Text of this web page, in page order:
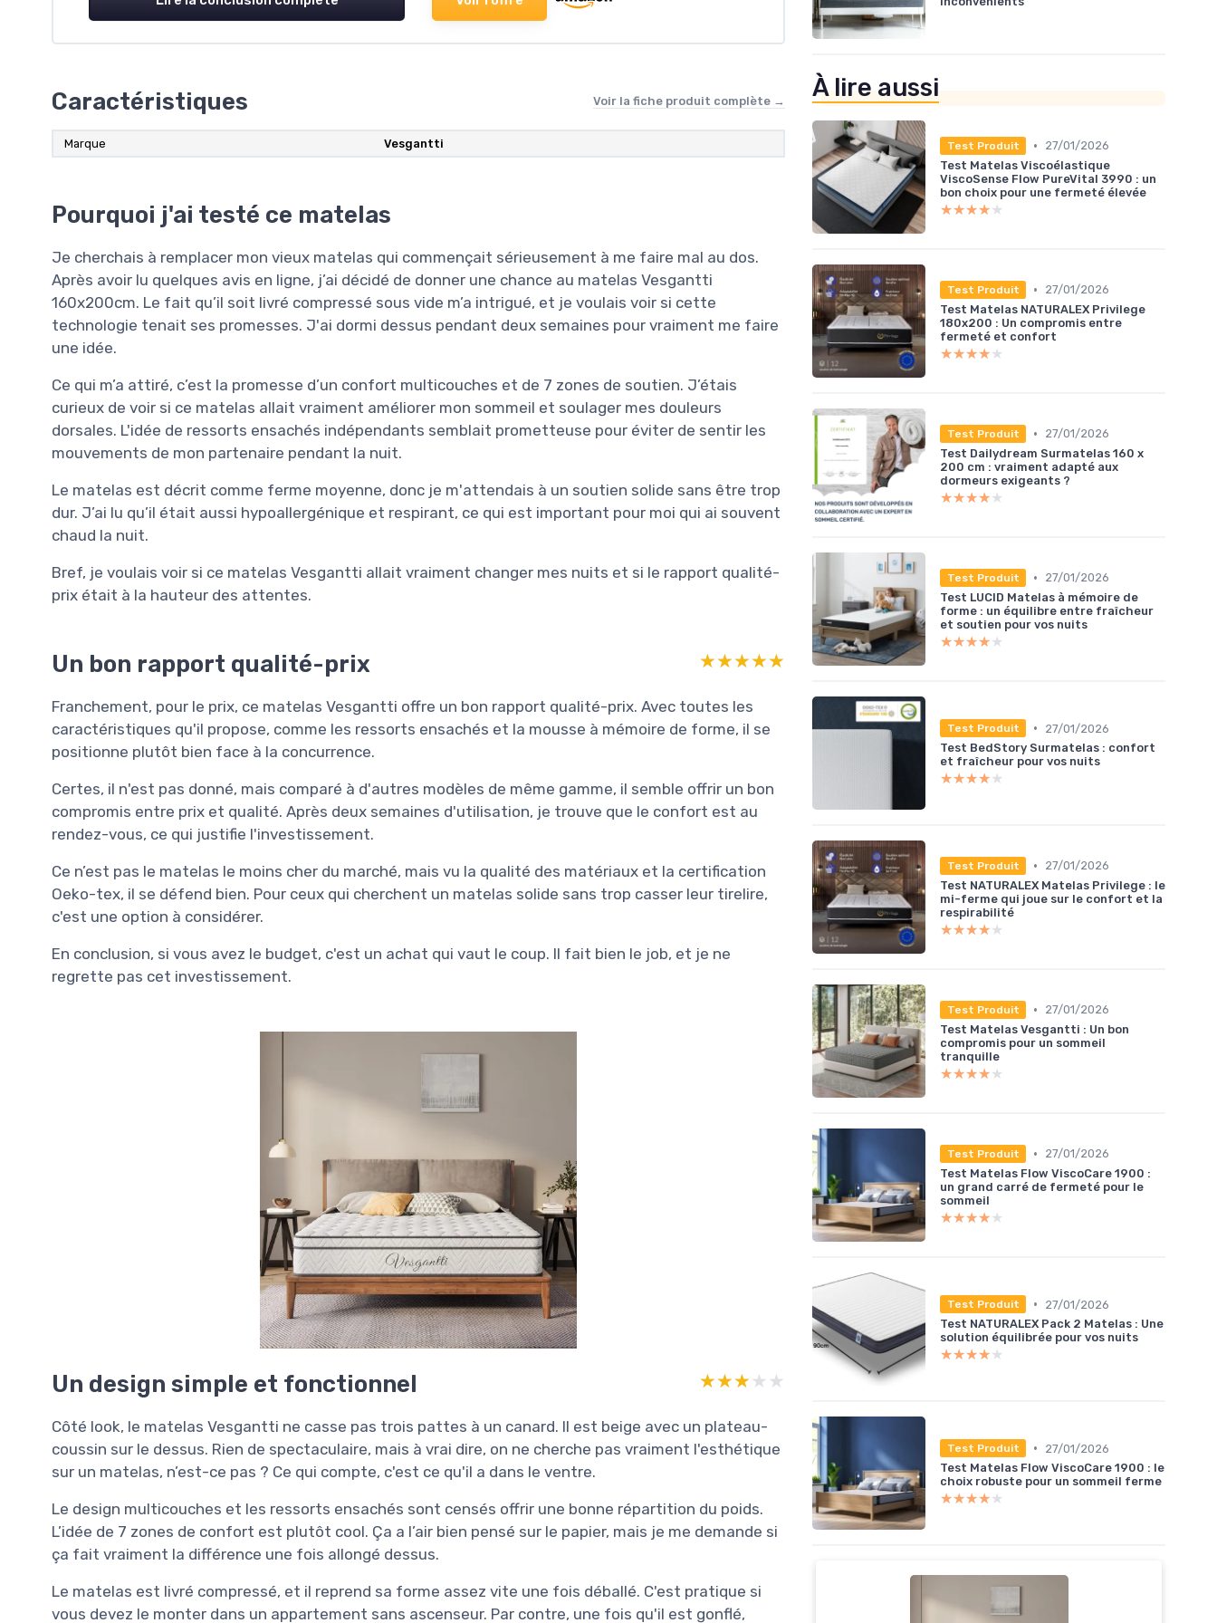
Caractéristiques Voir la fiche produit complète →
Marque Vesgantti
Pourquoi j'ai testé ce matelas
Je cherchais à remplacer mon vieux matelas qui commençait sérieusement à me faire mal au dos.
Après avoir lu quelques avis en ligne, j’ai décidé de donner une chance au matelas Vesgantti
160x200cm. Le fait qu’il soit livré compressé sous vide m’a intrigué, et je voulais voir si cette
technologie tenait ses promesses. J'ai dormi dessus pendant deux semaines pour vraiment me faire
une idée.
Ce qui m’a attiré, c’est la promesse d’un confort multicouches et de 7 zones de soutien. J’étais
curieux de voir si ce matelas allait vraiment améliorer mon sommeil et soulager mes douleurs
dorsales. L'idée de ressorts ensachés indépendants semblait prometteuse pour éviter de sentir les
mouvements de mon partenaire pendant la nuit.
Le matelas est décrit comme ferme moyenne, donc je m'attendais à un soutien solide sans être trop
dur. J’ai lu qu’il était aussi hypoallergénique et respirant, ce qui est important pour moi qui ai souvent
chaud la nuit.
Bref, je voulais voir si ce matelas Vesgantti allait vraiment changer mes nuits et si le rapport qualité-
prix était à la hauteur des attentes.
Un bon rapport qualité-prix ★★★★★
★★★★★
Franchement, pour le prix, ce matelas Vesgantti offre un bon rapport qualité-prix. Avec toutes les
caractéristiques qu'il propose, comme les ressorts ensachés et la mousse à mémoire de forme, il se
positionne plutôt bien face à la concurrence.
Certes, il n'est pas donné, mais comparé à d'autres modèles de même gamme, il semble offrir un bon
compromis entre prix et qualité. Après deux semaines d'utilisation, je trouve que le confort est au
rendez-vous, ce qui justifie l'investissement.
Ce n’est pas le matelas le moins cher du marché, mais vu la qualité des matériaux et la certification
Oeko-tex, il se défend bien. Pour ceux qui cherchent un matelas solide sans trop casser leur tirelire,
c'est une option à considérer.
En conclusion, si vous avez le budget, c'est un achat qui vaut le coup. Il fait bien le job, et je ne
regrette pas cet investissement.
Un design simple et fonctionnel ★★★★★
★★★★★
Côté look, le matelas Vesgantti ne casse pas trois pattes à un canard. Il est beige avec un plateau-
coussin sur le dessus. Rien de spectaculaire, mais à vrai dire, on ne cherche pas vraiment l'esthétique
sur un matelas, n’est-ce pas ? Ce qui compte, c'est ce qu'il a dans le ventre.
Le design multicouches et les ressorts ensachés sont censés offrir une bonne répartition du poids.
L’idée de 7 zones de confort est plutôt cool. Ça a l’air bien pensé sur le papier, mais je me demande si
ça fait vraiment la différence une fois allongé dessus.
Le matelas est livré compressé, et il reprend sa forme assez vite une fois déballé. C'est pratique si
vous devez le monter dans un appartement sans ascenseur. Par contre, une fois qu'il est gonflé,
À lire aussi
Test Produit •
27/01/2026
Test Matelas Viscoélastique
ViscoSense Flow PureVital 3990 : un
bon choix pour une fermeté élevée
★★★★★
★★★★★
Test Produit •
27/01/2026
Test Matelas NATURALEX Privilege
180x200 : Un compromis entre
fermeté et confort
★★★★★
★★★★★
Test Produit •
27/01/2026
Test Dailydream Surmatelas 160 x
200 cm : vraiment adapté aux
dormeurs exigeants ?
★★★★★
★★★★★
Test Produit •
27/01/2026
Test LUCID Matelas à mémoire de
forme : un équilibre entre fraîcheur
et soutien pour vos nuits
★★★★★
★★★★★
Test Produit •
27/01/2026
Test BedStory Surmatelas : confort
et fraîcheur pour vos nuits
★★★★★
★★★★★
Test Produit •
27/01/2026
Test NATURALEX Matelas Privilege : le
mi-ferme qui joue sur le confort et la
respirabilité
★★★★★
★★★★★
Test Produit •
27/01/2026
Test Matelas Vesgantti : Un bon
compromis pour un sommeil
tranquille
★★★★★
★★★★★
Test Produit •
27/01/2026
Test Matelas Flow ViscoCare 1900 :
un grand carré de fermeté pour le
sommeil
★★★★★
★★★★★
Test Produit •
27/01/2026
Test NATURALEX Pack 2 Matelas : Une
solution équilibrée pour vos nuits
★★★★★
★★★★★
Test Produit •
27/01/2026
Test Matelas Flow ViscoCare 1900 : le
choix robuste pour un sommeil ferme
★★★★★
★★★★★